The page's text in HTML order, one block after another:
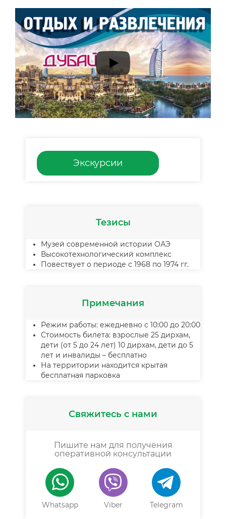
Экскурсии
Тезисы
Музей современной истории ОАЭ
Высокотехнологический комплекс
Повествует о периоде с 1968 по 1974 гг.
Примечания
Режим работы: ежедневно с 10:00 до 20:00
Стоимость билета: взрослые 25 дирхам,
дети (от 5 до 24 лет) 10 дирхам, дети до 5
лет и инвалиды – бесплатно
На территории находится крытая
бесплатная парковка
Свяжитесь с нами
Пишите нам для получения
оперативной консультации
Whatsapp Viber Telegram